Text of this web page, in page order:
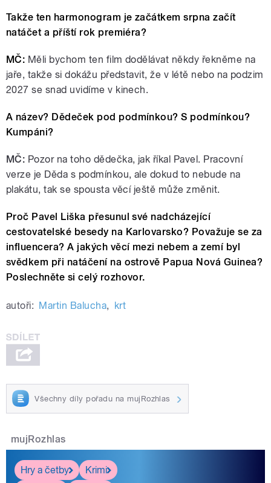
Takže ten harmonogram je začátkem srpna začít
natáčet a příští rok premiéra?
MČ: Měli bychom ten film dodělávat někdy řekněme na
jaře, takže si dokážu představit, že v létě nebo na podzim
2027 se snad uvidíme v kinech.
A název? Dědeček pod podmínkou? S podmínkou?
Kumpáni?
MČ: Pozor na toho dědečka, jak říkal Pavel. Pracovní
verze je Děda s podmínkou, ale dokud to nebude na
plakátu, tak se spousta věcí ještě může změnit.
Proč Pavel Liška přesunul své nadcházející
cestovatelské besedy na Karlovarsko? Považuje se za
influencera? A jakých věcí mezi nebem a zemí byl
svědkem při natáčení na ostrově Papua Nová Guinea?
Poslechněte si celý rozhovor.
autoři: Martin Balucha, krt
Všechny díly pořadu na mujRozhlas
mujRozhlas
Hry a četby
Krimi